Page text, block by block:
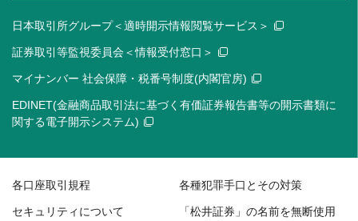
日本取引所グループ＜適時開示情報閲覧サービス＞
証券取引等監視委員会＜情報受付窓口＞
マイナンバー 社会保障・税番号制度(内閣官房)
EDINET(金融商品取引法に基づく有価証券報告書等の開示書類に
関する電子開示システム)
各口座取引規程 各種犯罪手口とその対策
セキュリティについて
「松井証券」の名前を無断使用